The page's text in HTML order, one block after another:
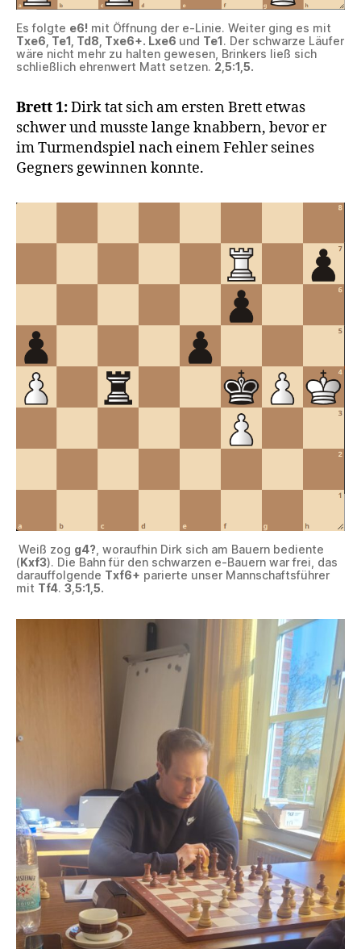
Es folgte e6! mit Öffnung der e-Linie. Weiter ging es mit
Txe6, Te1, Td8, Txe6+. Lxe6 und Te1. Der schwarze Läufer
wäre nicht mehr zu halten gewesen, Brinkers ließ sich
schließlich ehrenwert Matt setzen. 2,5:1,5.
Brett 1:Dirk tat sich am ersten Brett etwas
schwer und musste lange knabbern, bevor er
im Turmendspiel nach einem Fehler seines
Gegners gewinnen konnte.
Weiß zog g4? , woraufhin Dirk sich am Bauern bediente
(Kxf3). Die Bahn für den schwarzen e-Bauern war frei, das
darauffolgende Txf6+ parierte unser Mannschaftsführer
mit Tf4. 3,5:1,5.